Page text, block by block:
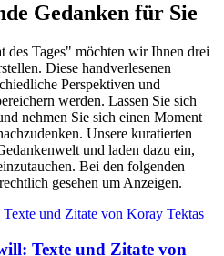
Gedanken für Sie
des Tages" möchten wir Ihnen drei
Diese handverlesenen
Perspektiven und
werden. Lassen Sie sich
nehmen Sie sich einen Moment
Unsere kuratierten
und laden dazu ein,
Bei den folgenden
gesehen um Anzeigen.
Texte und Zitate von